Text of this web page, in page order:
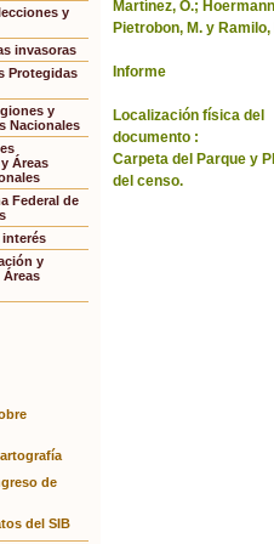
y
invasoras
Protegidas
y
Nacionales
Áreas
Federal de
interés
y
Áreas
de
del SIB
Martínez, O.;
Pietrobon, M. y Ramilo,
Informe
Localización física del
documento :
Carpeta del Parque y
del censo.